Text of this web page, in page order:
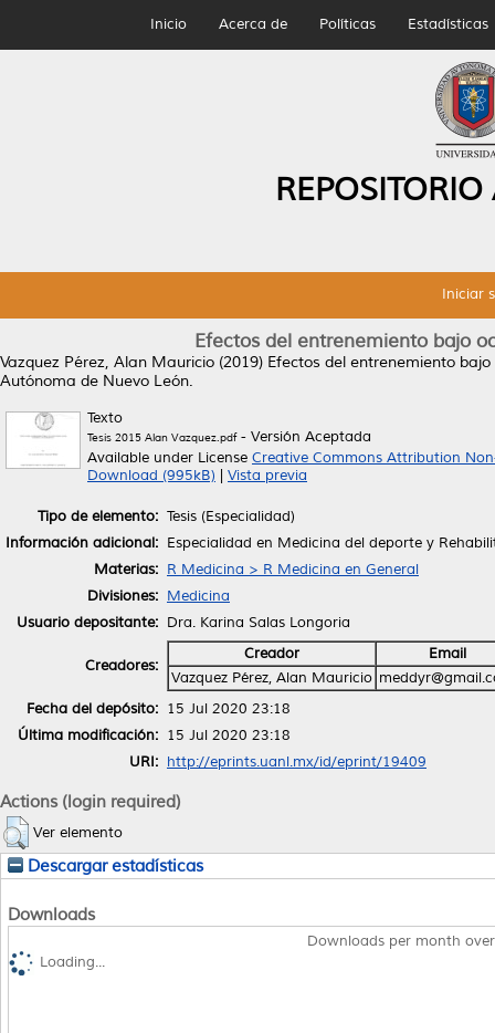
Inicio Acerca de Políticas Estadísticas
Iniciar
Efectos del entrenemiento bajo
Vazquez Pérez, Alan Mauricio (2019) Efectos del entrenemiento
Autónoma de Nuevo León.
Texto
Tesis 2015 Alan Vazquez.pdf- Versión Aceptada
Available under License Creative Commons Attribution
Download (995kB)
Vista previa
Tipo de elemento: Tesis (Especialidad)
Información adicional: Especialidad en Medicina del deporte y
Materias: R Medicina > R Medicina en General
Divisiones: Medicina
Usuario depositante: Dra. Karina Salas Longoria
Creadores:
Creador
Email
Vazquez Pérez, Alan Mauricio
Fecha del depósito: 15 Jul 2020 23:18
Última modificación: 15 Jul 2020 23:18
URI: http://eprints.uanl.mx/id/eprint/19409
Actions (login required)
Ver elemento
Descargar estadísticas
Downloads
Downloads per month
Loading...